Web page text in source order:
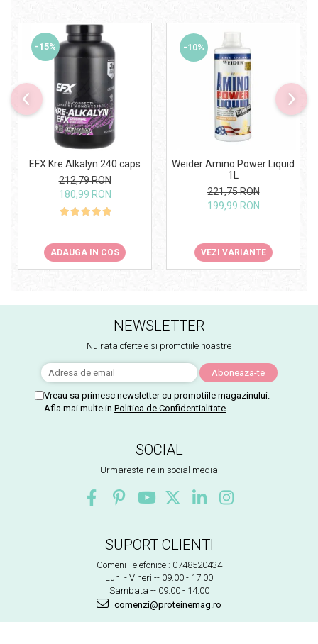
-15%
EFX Kre Alkalyn 240 caps
212,79 RON
180,99 RON
ADAUGA IN COS
-10%
Weider Amino Power Liquid
1L
221,75 RON
199,99 RON
VEZI VARIANTE
NEWSLETTER
Nu rata ofertele si promotiile noastre
Vreau sa primesc newsletter cu promotiile magazinului.
Afla mai multe in Politica de Confidentialitate
SOCIAL
Urmareste-ne in social media
SUPORT CLIENTI
Comeni Telefonice : 0748520434
Luni - Vineri -- 09.00 - 17.00
Sambata -- 09.00 - 14.00
comenzi@proteinemag.ro